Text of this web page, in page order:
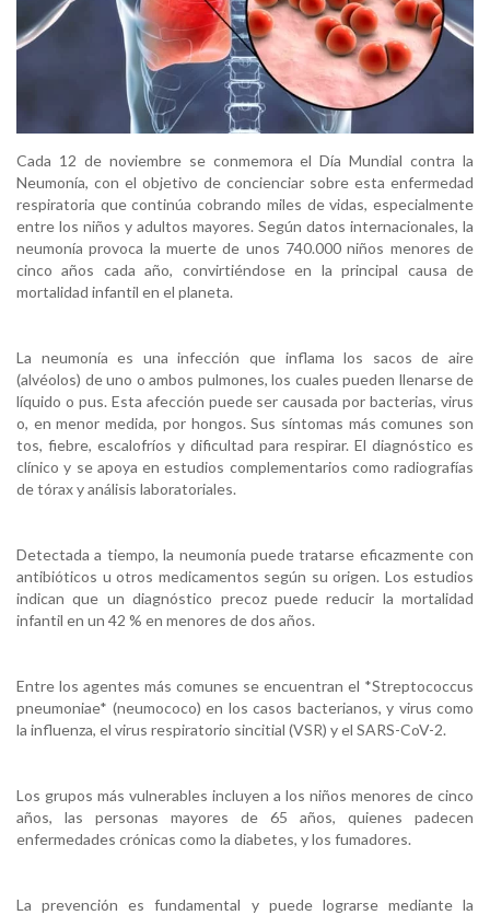
Cada 12 de noviembre se conmemora el Día Mundial contra la
Neumonía, con el objetivo de concienciar sobre esta enfermedad
respiratoria que continúa cobrando miles de vidas, especialmente
entre los niños y adultos mayores. Según datos internacionales, la
neumonía provoca la muerte de unos 740.000 niños menores de
cinco años cada año, convirtiéndose en la principal causa de
mortalidad infantil en el planeta.
La neumonía es una infección que inflama los sacos de aire
(alvéolos) de uno o ambos pulmones, los cuales pueden llenarse de
líquido o pus. Esta afección puede ser causada por bacterias, virus
o, en menor medida, por hongos. Sus síntomas más comunes son
tos, fiebre, escalofríos y dificultad para respirar. El diagnóstico es
clínico y se apoya en estudios complementarios como radiografías
de tórax y análisis laboratoriales.
Detectada a tiempo, la neumonía puede tratarse eficazmente con
antibióticos u otros medicamentos según su origen. Los estudios
indican que un diagnóstico precoz puede reducir la mortalidad
infantil en un 42 % en menores de dos años.
Entre los agentes más comunes se encuentran el *Streptococcus
pneumoniae* (neumococo) en los casos bacterianos, y virus como
la influenza, el virus respiratorio sincitial (VSR) y el SARS-CoV-2.
Los grupos más vulnerables incluyen a los niños menores de cinco
años, las personas mayores de 65 años, quienes padecen
enfermedades crónicas como la diabetes, y los fumadores.
La prevención es fundamental y puede lograrse mediante la